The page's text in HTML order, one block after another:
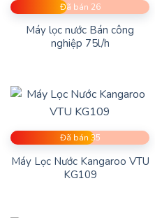
Đã bán 26
Máy lọc nước Bán công
nghiệp 75l/h
Đã bán 35
Máy Lọc Nước Kangaroo VTU
KG109